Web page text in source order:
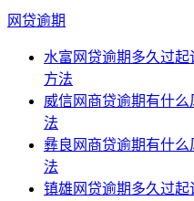
网贷逾期
水富网贷逾期多久过
方法
威信网商贷逾期有什
法
彝良网商贷逾期有什
法
镇雄网贷逾期多久过